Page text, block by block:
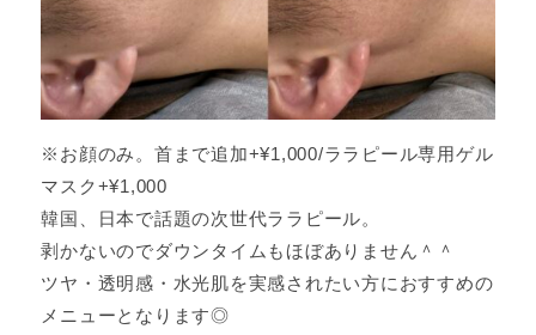
※お顔のみ。首まで追加+¥1,000/ララピール専用ゲル
マスク+¥1,000
韓国、日本で話題の次世代ララピール。
剥かないのでダウンタイムもほぼありません＾＾
ツヤ・透明感・水光肌を実感されたい方におすすめの
メニューとなります◎